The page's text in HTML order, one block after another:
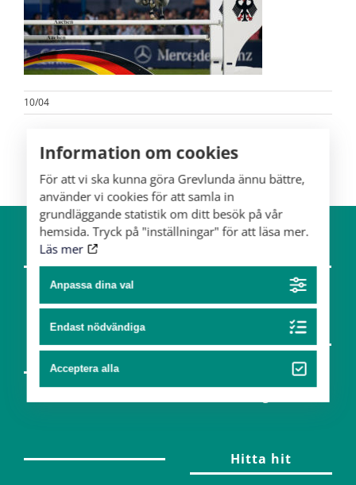
10/04
Om gården
Team
Konst & design
Hitta hit
Information om cookies
För att vi ska kunna göra Grevlunda ännu bättre,
använder vi cookies för att samla in
grundläggande statistik om ditt besök på vår
hemsida. Tryck på "inställningar" för att läsa mer.
Läs mer
Anpassa dina val
Endast nödvändiga
Acceptera alla